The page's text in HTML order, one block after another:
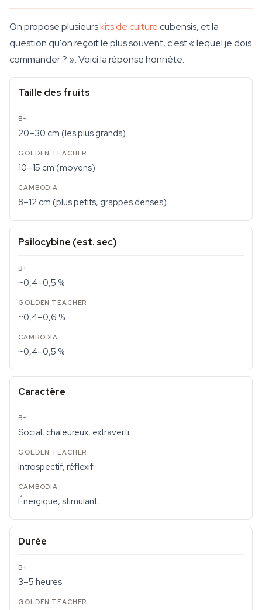
On propose plusieurskits de culture cubensis, et la
question qu'on reçoit le plus souvent, c'est « lequel je dois
commander ? ». Voici la réponse honnête.
Taille des fruits
20–30 cm (les plus grands)
10–15 cm (moyens)
8–12 cm (plus petits, grappes denses)
Psilocybine (est. sec)
~0,4–0,5 %
~0,4–0,6 %
~0,4–0,5 %
Caractère
Social, chaleureux, extraverti
Introspectif, réflexif
Énergique, stimulant
Durée
3–5 heures